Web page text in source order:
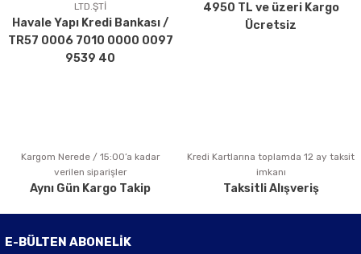
Ürün bilgilerinde hatalar bulunuyor.
Ürün fiyatı diğer sitelerden daha pahalı.
Bu ürüne benzer farklı alternatifler olmalı.
Gönder
LTD.ŞTİ
Havale Yapı Kredi Bankası /
TR57 0006 7010 0000 0097
9539 40
4950 TL ve üzeri Kargo
Ücretsiz
Kargom Nerede / 15:00’a kadar
verilen siparişler
Aynı Gün Kargo Takip
Kredi Kartlarına toplamda 12 ay taksit
imkanı
Taksitli Alışveriş
E-BÜLTEN ABONELİK